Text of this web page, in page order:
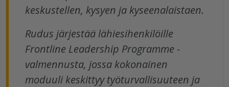
keskustellen, kysyen ja kyseenalaistaen.
Rudus järjestää lähiesihenkilöille
Frontline Leadership Programme -
valmennusta, jossa kokonainen
moduuli keskittyy työturvallisuuteen ja